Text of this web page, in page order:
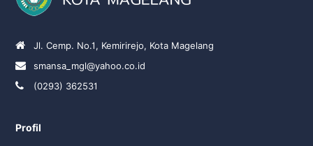
Jl. Cemp. No.1, Kemirirejo, Kota Magelang
smansa_mgl@yahoo.co.id
(0293) 362531
Profil